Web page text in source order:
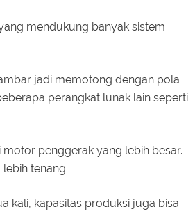
mendukung banyak sistem
jadi memotong dengan pola
perangkat lunak lain seperti
penggerak yang lebih besar.
tenang.
kali, kapasitas produksi juga bisa